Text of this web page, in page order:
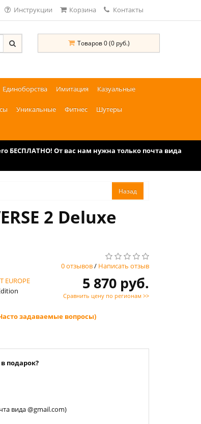
Инструкции Корзина Контакты
Товаров 0 (0 руб.)
Единоборства Имитация Казуальные
Уникальные Фитнес Шутеры
От вас нам нужна только почта вида
2 Deluxe
0 отзывов/ Написать отзыв
EUROPE
5 870 руб.
Сравнить цену по регионам >>
задаваемые вопросы)
подарок?
вида @gmail.com)